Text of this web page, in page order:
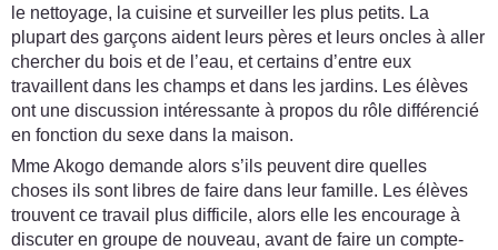
le nettoyage, la cuisine et surveiller les plus petits. La
plupart des garçons aident leurs pères et leurs oncles à aller
chercher du bois et de l’eau, et certains d’entre eux
travaillent dans les champs et dans les jardins. Les élèves
ont une discussion intéressante à propos du rôle différencié
en fonction du sexe dans la maison.
Mme Akogo demande alors s’ils peuvent dire quelles
choses ils sont libres de faire dans leur famille. Les élèves
trouvent ce travail plus difficile, alors elle les encourage à
discuter en groupe de nouveau, avant de faire un compte-